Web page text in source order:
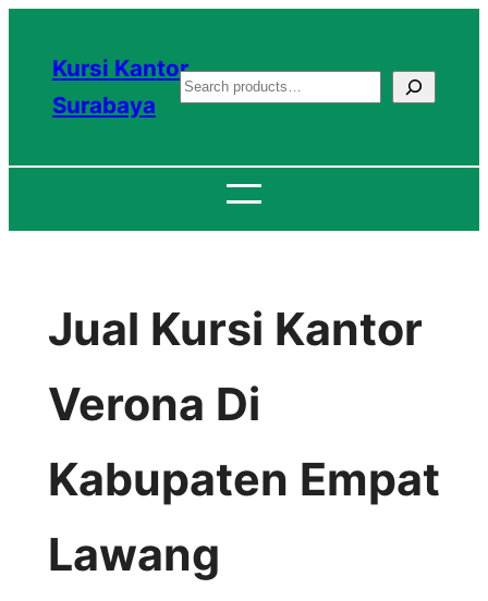
konten
Kursi Kantor
Surabaya
S
a
c
Jual Kursi Kantor
Verona Di
Kabupaten Empat
Lawang